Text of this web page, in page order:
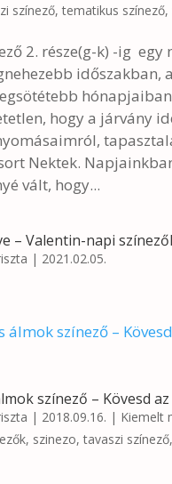
színező,tematikus színező,
2. része(g-k) -ig egy
időszakban, a
hogy a járvány
Nektek.
vált, hogy...
– Valentin-napi
| 2021.02.05.
színező – Kövesd
| 2018.09.16. | Kiemelt
, szinezo,tavaszi színező